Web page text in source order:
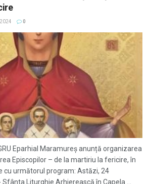
0
Eparhial Maramureș anunță organizarea
Episcopilor – de la martiriu la fericire, în
cu următorul program: Astăzi, 24
Liturghie Arhierească în Capela ...